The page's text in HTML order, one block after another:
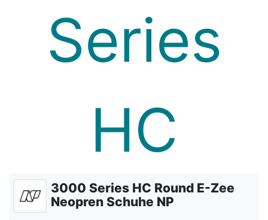
3000 Series HC Round E-Zee
Neopren Schuhe NP